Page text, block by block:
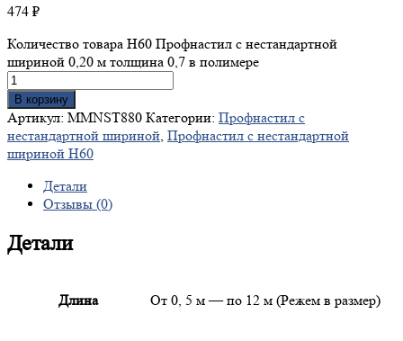
474 ₽
Количество товара Н60 Профнастил с нестандартной
шириной 0,20 м толщина 0,7 в полимере
В корзину
Артикул: MMNST880 Категории: Профнастил с
нестандартной шириной, Профнастил с нестандартной
шириной Н60
Детали
Отзывы (0)
Детали
Длина От 0, 5 м — по 12 м (Режем в размер)